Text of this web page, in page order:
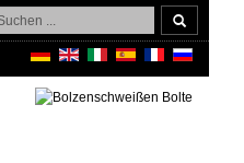
Suchen
...